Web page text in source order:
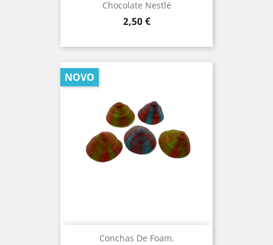
Chocolate Nestlé
Prezo
2,50 €
Conchas De Foam.
NOVO